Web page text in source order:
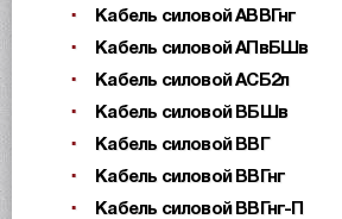
Кабель силовой АВВГнг
Кабель силовой АПвБШв
Кабель силовой АСБ2л
Кабель силовой ВБШв
Кабель силовой ВВГ
Кабель силовой ВВГнг
Кабель силовой ВВГнг-П